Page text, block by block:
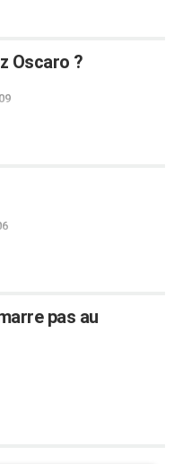
Oscaro ?
pas au